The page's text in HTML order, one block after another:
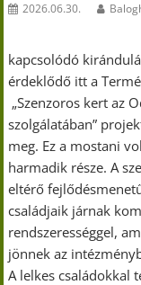
2026.06.30.
kapcsolódó
érdeklődő itt a
„Szenzoros kert az
szolgálatában”
meg. Ez a mostani
harmadik része. A
eltérő
családjaik járnak
rendszerességgel,
jönnek az
A lelkes családokkal